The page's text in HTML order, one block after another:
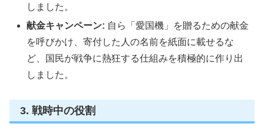
しました。
献金キャンペーン: 自ら「愛国機」を贈るための献金
を呼びかけ、寄付した人の名前を紙面に載せるな
ど、国民が戦争に熱狂する仕組みを積極的に作り出
しました。
3. 戦時中の役割